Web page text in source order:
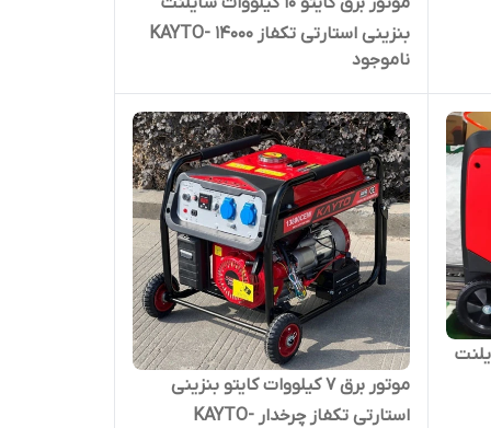
بنزینی استارتی تکفاز KAYTO- 14000
ISW
ناموجود
سایلنت
موتور برق 7 کیلووات کایتو بنزینی
استارتی تکفاز چرخدار KAYTO-